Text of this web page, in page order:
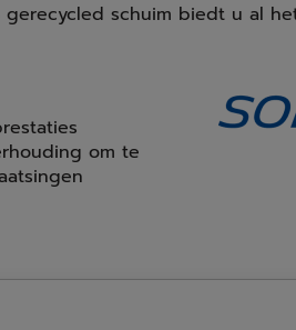
gerecycled schuim biedt u al
om te